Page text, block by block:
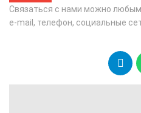
Связаться с нами можно
e-mail, телефон, социальные